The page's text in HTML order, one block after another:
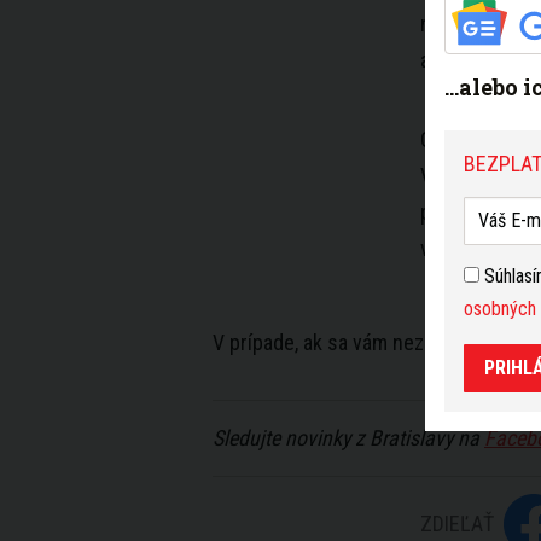
nevydaril a
aute sa
Osoby si
Vodič
podozrenia
V prípade, ak sa vám nezobrazil
Sledujte novinky z Bratislavy na
...alebo
osobných